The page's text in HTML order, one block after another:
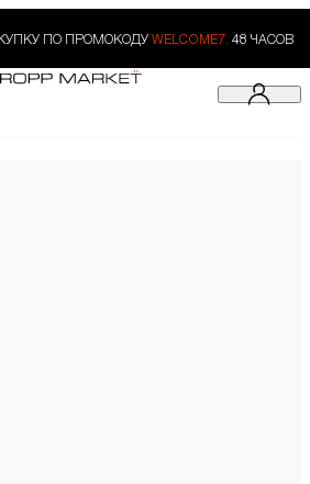
ПО ПРОМОКОДУ WELCOME7. 48 ЧАСОВ